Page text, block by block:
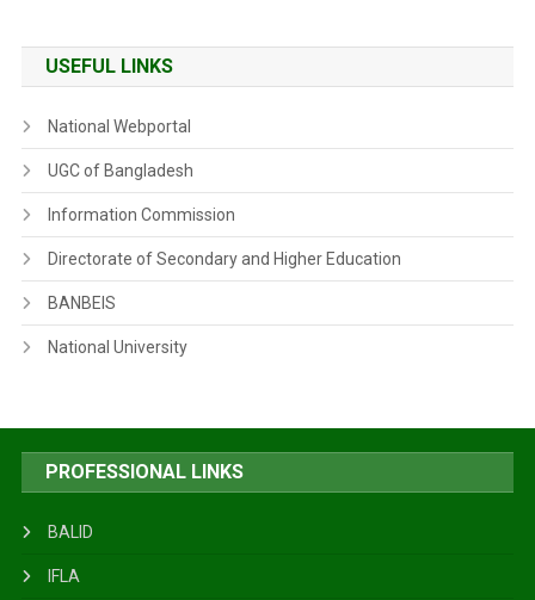
USEFUL LINKS
National Webportal
UGC of Bangladesh
Information Commission
Directorate of Secondary and Higher Education
BANBEIS
National University
PROFESSIONAL LINKS
BALID
IFLA